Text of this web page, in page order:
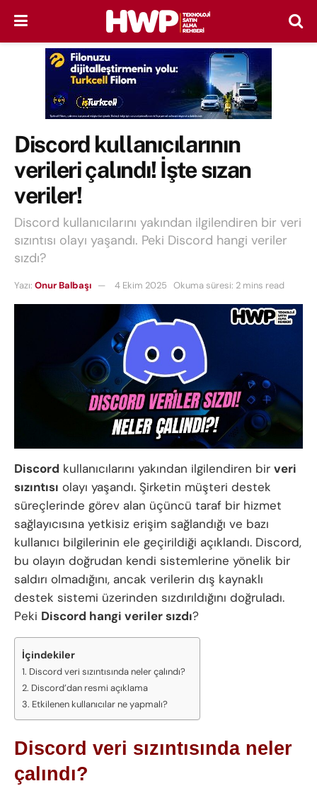
Discord kullanıcılarının
verileri çalındı! İşte sızan
veriler!
Discord kullanıcılarını yakından ilgilendiren bir veri
sızıntısı olayı yaşandı. Peki Discord hangi veriler
sızdı?
Yazı: Onur Balbaşı 4 Ekim 2025 Okuma süresi: 2 mins read
Discord kullanıcılarını yakından ilgilendiren bir veri
sızıntısı olayı yaşandı. Şirketin müşteri destek
süreçlerinde görev alan üçüncü taraf bir hizmet
sağlayıcısına yetkisiz erişim sağlandığı ve bazı
kullanıcı bilgilerinin ele geçirildiği açıklandı. Discord,
bu olayın doğrudan kendi sistemlerine yönelik bir
saldırı olmadığını, ancak verilerin dış kaynaklı
destek sistemi üzerinden sızdırıldığını doğruladı.
Peki Discord hangi veriler sızdı?
İçindekiler
Discord veri sızıntısında neler çalındı?
Discord’dan resmi açıklama
Etkilenen kullanıcılar ne yapmalı?
Discord veri sızıntısında neler
çalındı?